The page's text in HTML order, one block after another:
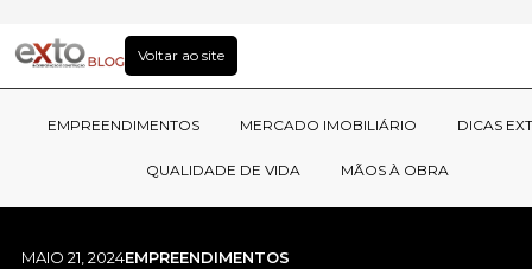
Voltar ao site
EMPREENDIMENTOS MERCADO IMOBILIÁRIO DICAS
QUALIDADE DE VIDA MÃOS À OBRA
MAIO 21, 2024EMPREENDIMENTOS